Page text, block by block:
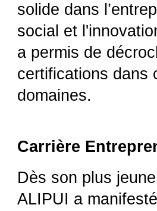
solide dans
social et
a permis de
certifications dans
domaines.
Carrière
Dès son plus
ALIPUI a